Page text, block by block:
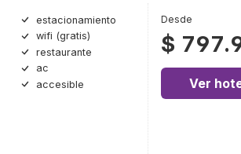
estacionamiento
wifi (gratis)
restaurante
ac
accesible
Desde
$
Ver